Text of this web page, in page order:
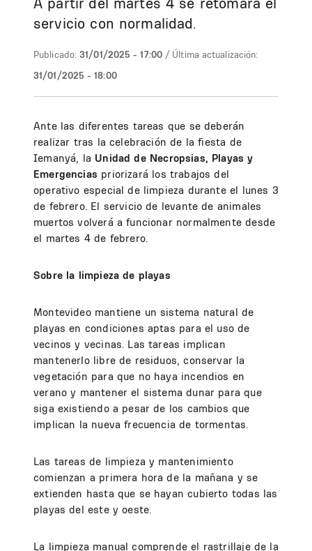
servicio con normalidad.
Publicado: 31/01/2025 - 17:00 / Última actualización:
31/01/2025 - 18:00
Ante las diferentes tareas que se deberán
realizar tras la celebración de la fiesta de
Iemanyá, la Unidad de Necropsias, Playas y
Emergencias priorizará los trabajos del
operativo especial de limpieza durante el lunes 3
de febrero. El servicio de levante de animales
muertos volverá a funcionar normalmente desde
el martes 4 de febrero.
Sobre la limpieza de playas
Montevideo mantiene un sistema natural de
playas en condiciones aptas para el uso de
vecinos y vecinas. Las tareas implican
mantenerlo libre de residuos, conservar la
vegetación para que no haya incendios en
verano y mantener el sistema dunar para que
siga existiendo a pesar de los cambios que
implican la nueva frecuencia de tormentas.
Las tareas de limpieza y mantenimiento
comienzan a primera hora de la mañana y se
extienden hasta que se hayan cubierto todas las
playas del este y oeste.
La limpieza manual comprende el rastrillaje de la